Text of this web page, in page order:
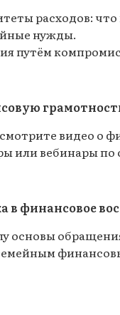
расходов:
нужды.
путём
видео о
или вебинары
в финансовое
основы